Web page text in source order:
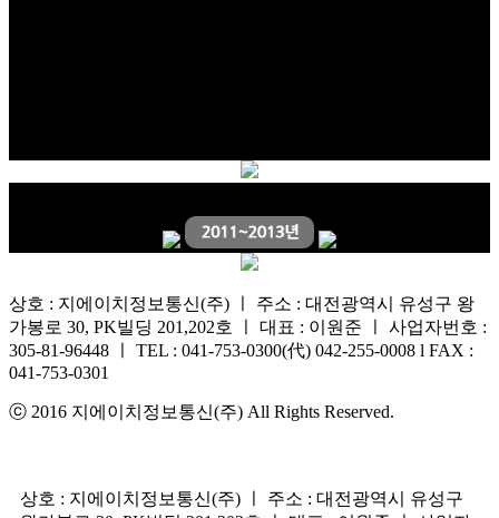
상호 : 지에이치정보통신(주) ㅣ 주소 : 대전광역시 유성구 왕
가봉로 30, PK빌딩 201,202호 ㅣ 대표 : 이원준 ㅣ 사업자번호 :
305-81-96448 ㅣ TEL : 041-753-0300(代) 042-255-0008 l FAX :
041-753-0301
ⓒ 2016 지에이치정보통신(주) All Rights Reserved.
상호 : 지에이치정보통신(주) ㅣ 주소 : 대전광역시 유성구